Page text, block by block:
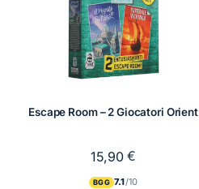
Escape Room – 2 Giocatori Orient
15,90€
BGG 7.1